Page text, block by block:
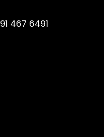
91 467 6491